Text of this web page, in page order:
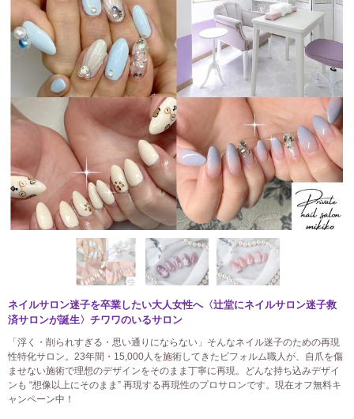
ネイルサロン迷子を卒業したい大人女性へ〈辻堂にネイルサロン迷子救
済サロンが誕生〉チワワのいるサロン
「浮く・削られすぎる・思い通りにならない」そんなネイル迷子のための再現
性特化サロン。23年間・15,000人を施術してきたビフォルム職人が、自爪を傷
ませない施術で理想のデザインをそのまま丁寧に再現。どんな持ち込みデザイ
ンも “想像以上にそのまま” 再現する再現性のプロサロンです。現在オフ無料キ
ャンペーン中！